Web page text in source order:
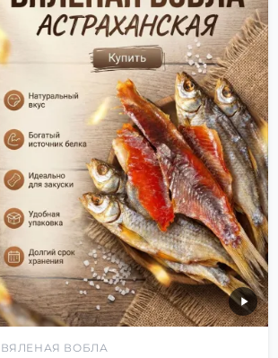
ВЯЛЕНАЯ ВОБЛА